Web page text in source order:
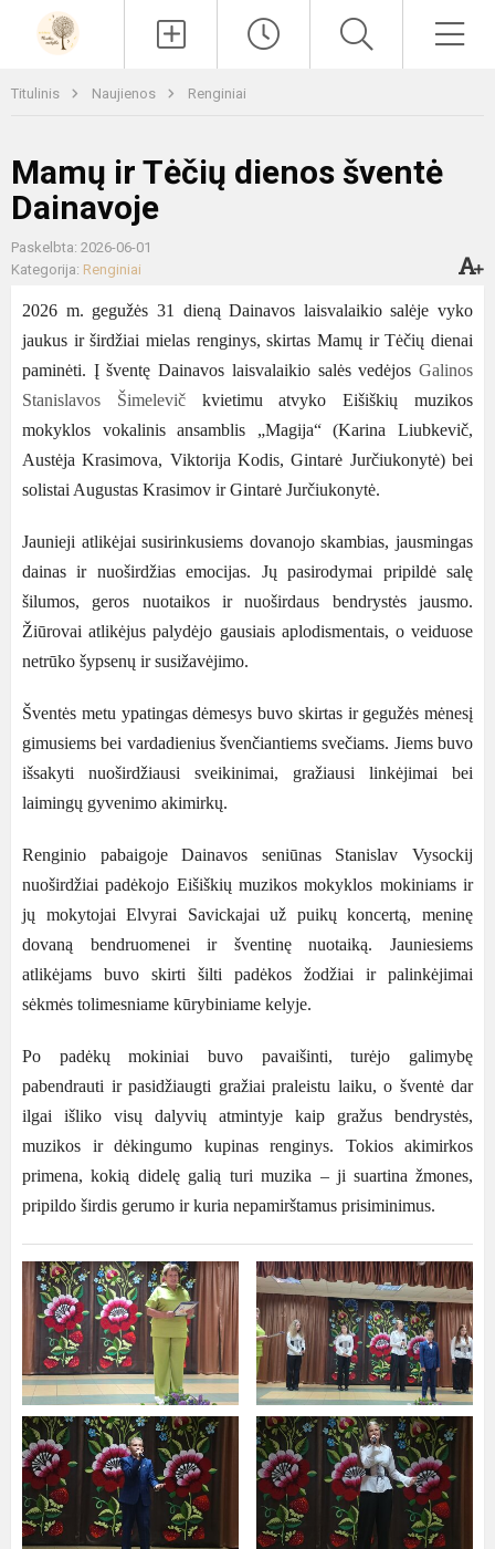
Titulinis Naujienos Renginiai
Mamų ir Tėčių dienos šventė
Dainavoje
Paskelbta: 2026-06-01
Kategorija: Renginiai
2026 m. gegužės 31 dieną Dainavos laisvalaikio salėje vyko
jaukus ir širdžiai mielas renginys,skirtas Mamų ir Tėčių dienai
paminėti. Įšventę Dainavos laisvalaikio salės vedėjosGalinos
Stanislavos Šimelevič kvietimu atvyko Eišiškių muzikos
mokyklos vokalinis ansamblis „Magija“ (KarinaLiubkevič,
Austėja Krasimova, Viktorija Kodis,Gintarė Jurčiukonytė)bei
solistai Augustas Krasimov ir Gintarė Jurčiukonytė.
Jaunieji atlikėjai susirinkusiems dovanojo skambias,jausmingas
dainas ir nuoširdžias emocijas. Jų pasirodymai pripildė salę
šilumos, geros nuotaikos ir nuoširdaus bendrystės jausmo.
Žiūrovai atlikėjus palydėjo gausiais aplodismentais, oveiduose
netrūko šypsenų ir susižavėjimo.
Šventės metu ypatingas dėmesys buvo skirtas ir gegužės mėnesį
gimusiems bei vardadienius švenčiantiems svečiams. Jiems buvo
išsakyti nuoširdžiausi sveikinimai, gražiausi linkėjimai bei
laimingų gyvenimo akimirkų.
Renginio pabaigoje Dainavos seniūnas Stanislav Vysockij
nuoširdžiai padėkojo Eišiškių muzikos mokyklos mokiniams ir
jų mokytojai Elvyrai Savickajai už puikų koncertą,meninę
dovaną bendruomenei ir šventinę nuotaiką.Jauniesiems
atlikėjams buvo skirti šilti padėkos žodžiai ir palinkėjimai
sėkmės tolimesniame kūrybiniame kelyje.
Po padėkų mokiniai buvo pavaišinti,turėjo galimybę
pabendrauti ir pasidžiaugti gražiai praleistu laiku, o šventė dar
ilgai išliko visų dalyvių atmintyje kaip gražus bendrystės,
muzikos ir dėkingumo kupinas renginys. Tokios akimirkos
primena,kokią didelę galią turi muzika –ji suartina žmones,
pripildo širdis gerumo ir kuria nepamirštamus prisiminimus.